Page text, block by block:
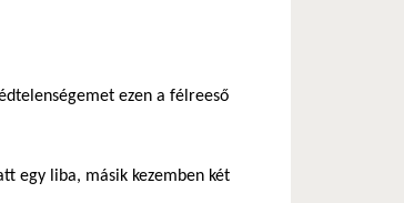
ezen a félreeső
egy liba, másik kezemben két